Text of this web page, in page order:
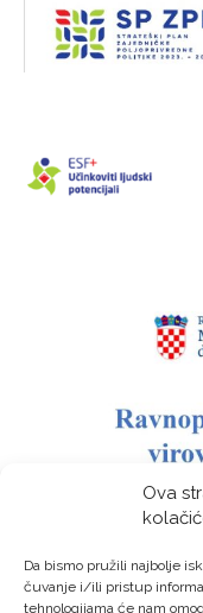
Ova
Da bismo pružili najbolje
čuvanje i/ili pristup
tehnologijama će nam